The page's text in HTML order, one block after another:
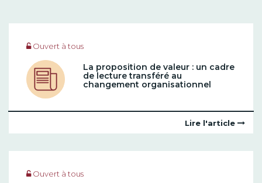
Ouvert à tous
La proposition de valeur : un cadre
de lecture transféré au
changement organisationnel
Lire l'article
Ouvert à tous